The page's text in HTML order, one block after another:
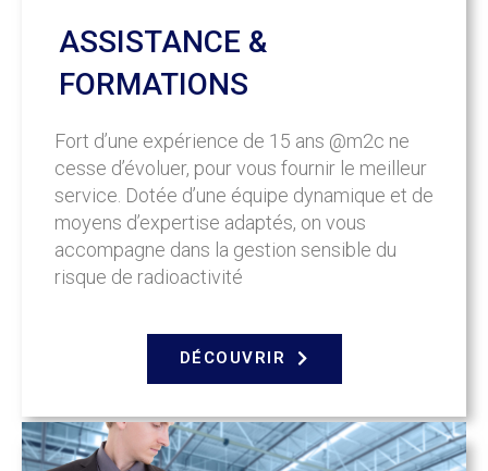
ASSISTANCE &
FORMATIONS
Fort d’une expérience de 15 ans @m2c ne
cesse d’évoluer, pour vous fournir le meilleur
service. Dotée d’une équipe dynamique et de
moyens d’expertise adaptés, on vous
accompagne dans la gestion sensible du
risque de radioactivité
DÉCOUVRIR